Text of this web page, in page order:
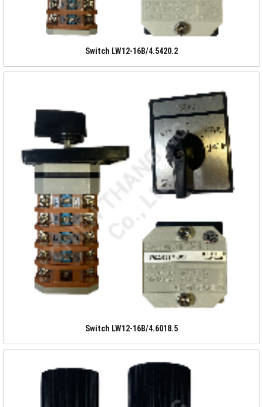
Switch LW12-16B/4.5420.2
Switch LW12-16B/4.6018.5